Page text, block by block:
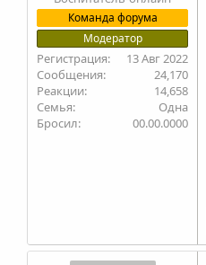
Команда форума
Модератор
13 Авг 2022
24,170
14,658
Семья
Одна
Бросил
00.00.0000